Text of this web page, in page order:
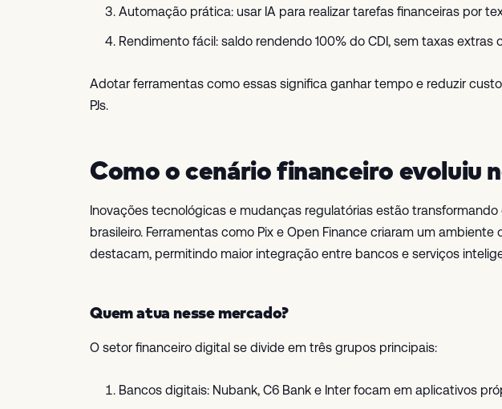
Automação prática: usar IA para realizar tarefas financeiras por
Rendimento fácil: saldo rendendo 100% do CDI, sem taxas extras
Adotar ferramentas como essas significa ganhar tempo e reduzir
PJs.
Como o cenário financeiro evoluiu
Inovações tecnológicas e mudanças regulatórias estão
brasileiro. Ferramentas como Pix e Open Finance criaram um
destacam, permitindo maior integração entre bancos e serviços
Quem atua nesse mercado?
O setor financeiro digital se divide em três grupos principais:
Bancos digitais: Nubank, C6 Bank e Inter focam em aplicativos